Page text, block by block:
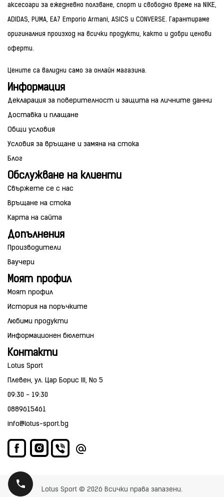
аксесоари за ежедневно ползване, спорт и свободно време на NIKE,
ADIDAS, PUMA, EA7 Emporio Armani, ASICS и CONVERSE. Гарантираме
оригиналния произход на всички продукти, както и добри ценови
оферти.
Цените са валидни само за онлайн магазина.
Информация
Декларация за поверителност и защита на личните данни
Доставка и плащане
Общи условия
Условия за връщане и замяна на стока
Блог
Обслужване на клиенти
Свържете се с нас
Връщане на стока
Карта на сайта
Допълнения
Производители
Ваучери
Моят профил
Моят профил
История на поръчките
Любими продукти
Информационен бюлетин
Контакти
Lotus Sport
Плевен, ул. Цар Борис III, No 5
09:30 - 19:30
0889615461
info@lotus-sport.bg
Lotus Sport © 2026 Всички права запазени.